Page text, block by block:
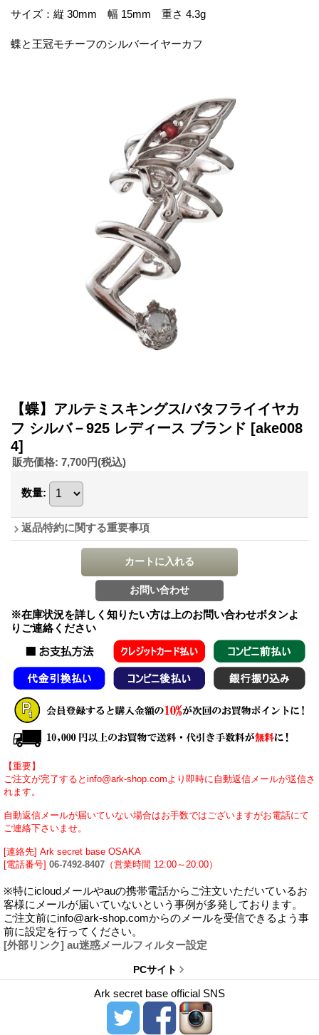
サイズ：縦 30mm 幅 15mm 重さ 4.3g
蝶と王冠モチーフのシルバーイヤーカフ
【蝶】アルテミスキングス/バタフライイヤカ
フ シルバ－925 レディース ブランド [ake008
4]
販売価格: 7,700円(税込)
数量:
返品特約に関する重要事項
※在庫状況を詳しく知りたい方は上のお問い合わせボタンよ
りご連絡ください
【重要】
ご注文が完了するとinfo@ark-shop.comより即時に自動返信メールが送信さ
れます。
自動返信メールが届いていない場合はお手数ではございますがお電話にて
ご連絡下さいませ。
[連絡先] Ark secret base OSAKA
[電話番号] 06-7492-8407 （営業時間 12:00～20:00）
※特にicloudメールやauの携帯電話からご注文いただいているお
客様にメールが届いていないという事例が多発しております。
ご注文前にinfo@ark-shop.comからのメールを受信できるよう事
前に設定を行ってください。
[外部リンク] au迷惑メールフィルター設定
PCサイト
Ark secret base official SNS